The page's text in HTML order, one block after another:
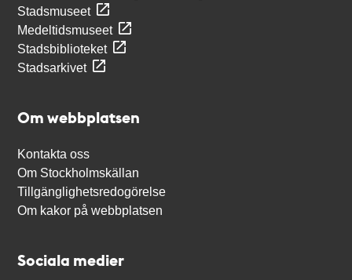
Stadsmuseet
Medeltidsmuseet
Stadsbiblioteket
Stadsarkivet
Om webbplatsen
Kontakta oss
Om Stockholmskällan
Tillgänglighetsredogörelse
Om kakor på webbplatsen
Sociala medier